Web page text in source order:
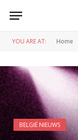
YOU ARE AT: Home
BELGIË NIEUWS